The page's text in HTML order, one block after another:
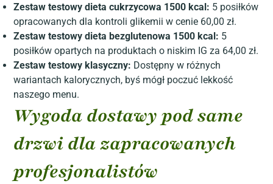
Zestaw testowy dieta cukrzycowa 1500 kcal: 5 posiłków
opracowanych dla kontroli glikemii w cenie 60,00 zł.
Zestaw testowy dieta bezglutenowa 1500 kcal: 5
posiłków opartych na produktach o niskim IG za 64,00 zł.
Zestaw testowy klasyczny: Dostępny w różnych
wariantach kalorycznych, byś mógł poczuć lekkość
naszego menu.
Wygoda dostawy pod same
drzwi dla zapracowanych
profesjonalistów